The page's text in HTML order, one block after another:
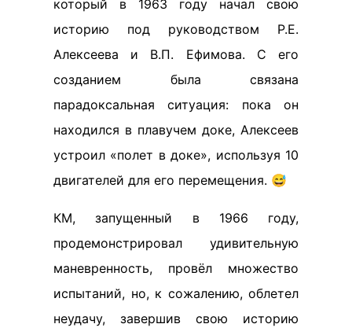
который в 1963 году начал свою
историю под руководством Р.Е.
Алексеева и В.П. Ефимова. С его
созданием была связана
парадоксальная ситуация: пока он
находился в плавучем доке, Алексеев
устроил «полет в доке», используя 10
двигателей для его перемещения. 😅
КМ, запущенный в 1966 году,
продемонстрировал удивительную
маневренность, провёл множество
испытаний, но, к сожалению, облетел
неудачу, завершив свою историю